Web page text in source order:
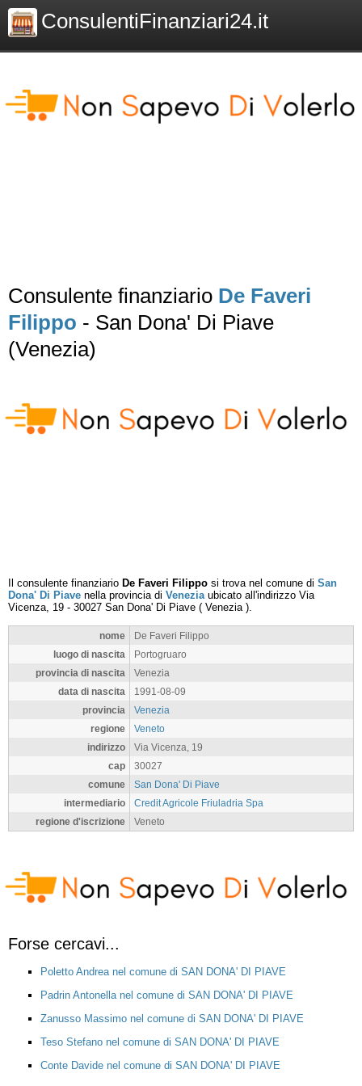
ConsulentiFinanziari24.it
Consulente finanziario De Faveri
Filippo - San Dona' Di Piave
(Venezia)
Il consulente finanziario De Faveri Filippo si trova nel comune di San
Dona' Di Piave nella provincia di Veneziaubicato all'indirizzo Via
Vicenza, 19 - 30027 San Dona' Di Piave ( Venezia).
nome
De Faveri Filippo
luogo di nascita
Portogruaro
provincia di nascita
Venezia
data di nascita
1991-08-09
provincia
Venezia
regione
Veneto
indirizzo
Via Vicenza, 19
cap
30027
comune
San Dona' Di Piave
intermediario
Credit Agricole Friuladria Spa
regione d'iscrizione
Veneto
Forse cercavi...
Poletto Andrea nel comune di SAN DONA' DI PIAVE
Padrin Antonella nel comune di SAN DONA' DI PIAVE
Zanusso Massimo nel comune di SAN DONA' DI PIAVE
Teso Stefano nel comune di SAN DONA' DI PIAVE
Conte Davide nel comune di SAN DONA' DI PIAVE